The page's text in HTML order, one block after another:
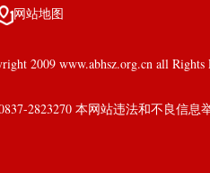
网站地图
2009 www.abhsz.org.cn all Rights
2823270 本网站违法和不良信息